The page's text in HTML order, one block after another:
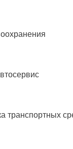
транспортных